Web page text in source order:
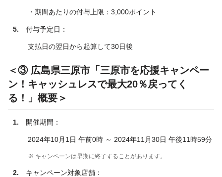
・期間あたりの付与上限：3,000ポイント
5. 付与予定日：
支払日の翌日から起算して30日後
＜③ 広島県三原市「三原市を応援キャンペー
ン！キャッシュレスで最大20％戻ってく
る！」概要＞
1. 開催期間：
2024年10月1日 午前0時 ～ 2024年11月30日 午後11時59分
※ キャンペーンは早期に終了することがあります。
2. キャンペーン対象店舗：